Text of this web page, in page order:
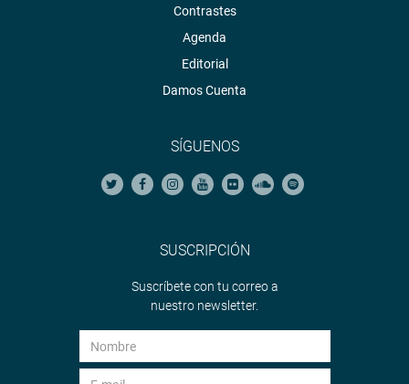
Contrastes
Agenda
Editorial
Damos Cuenta
SÍGUENOS
SUSCRIPCIÓN
Suscríbete con tu correo a
nuestro newsletter.